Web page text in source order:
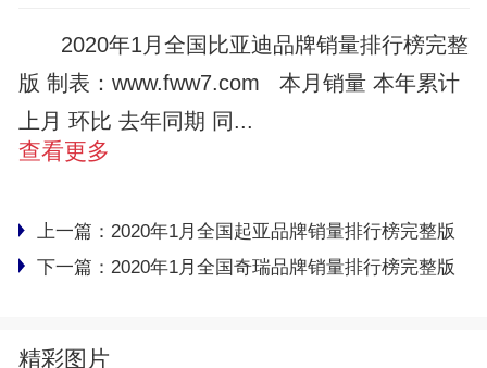
2020年1月全国比亚迪品牌销量排行榜完整
版 制表：www.fww7.com 本月销量 本年累计
上月 环比 去年同期 同...
查看更多
上一篇： 2020年1月全国起亚品牌销量排行榜完整版
下一篇： 2020年1月全国奇瑞品牌销量排行榜完整版
精彩图片